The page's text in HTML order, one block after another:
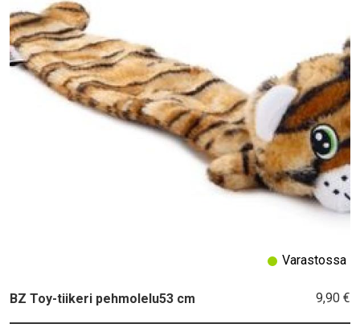
BZ Toy-tiikeri pehmolelu53 cm 9,90 €
Varastossa